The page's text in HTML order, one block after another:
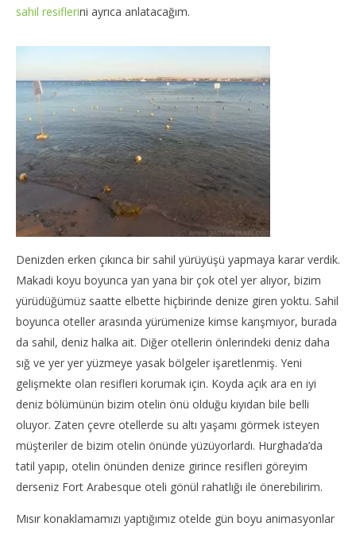
sahil resiflerini ayrıca anlatacağım.
Denizden erken çıkınca bir sahil yürüyüşü yapmaya karar verdik.
Makadi koyu boyunca yan yana bir çok otel yer alıyor, bizim
yürüdüğümüz saatte elbette hiçbirinde denize giren yoktu. Sahil
boyunca oteller arasında yürümenize kimse karışmıyor, burada
da sahil, deniz halka ait. Diğer otellerin önlerindeki deniz daha
sığ ve yer yer yüzmeye yasak bölgeler işaretlenmiş. Yeni
gelişmekte olan resifleri korumak için. Koyda açık ara en iyi
deniz bölümünün bizim otelin önü olduğu kıyıdan bile belli
oluyor. Zaten çevre otellerde su altı yaşamı görmek isteyen
müşteriler de bizim otelin önünde yüzüyorlardı. Hurghada’da
tatil yapıp, otelin önünden denize girince resifleri göreyim
derseniz Fort Arabesque oteli gönül rahatlığı ile önerebilirim.
Mısır konaklamamızı yaptığımız otelde gün boyu animasyonlar